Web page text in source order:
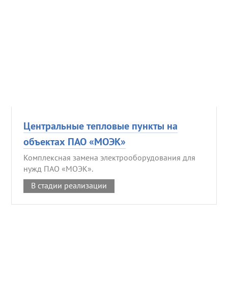
Центральные тепловые пункты на
объектах ПАО «МОЭК»
Комплексная замена электрооборудования для
нужд ПАО «МОЭК».
В стадии реализации